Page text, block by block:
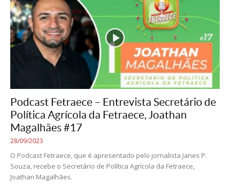
Podcast Fetraece – Entrevista Secretário de
Política Agrícola da Fetraece, Joathan
Magalhães #17
28/09/2023
O Podcast Fetraece, que é apresentado pelo jornalista Janes P.
Souza, recebe o Secretário de Política Agrícola da Fetraece,
Joathan Magalhães.